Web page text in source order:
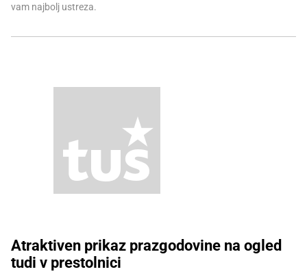
vam najbolj ustreza.
Atraktiven prikaz prazgodovine na ogled
tudi v prestolnici